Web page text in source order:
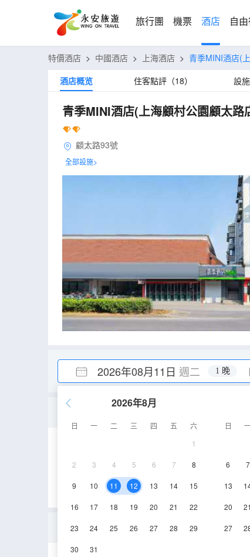
旅行團 機票 酒店 自
特價酒店 > 中國酒店 > 上海酒店 > 青季MINI酒店(
酒店概览
住客點評（18） 設
青季MINI酒店(上海顧村公園顧太路
顧太路93號
全部設施>
2026年08月11日 週二 1 晚
2026年8月
日 一 二 三 四 五
六
1
2 3 4 5 6 7 8
9 10 11 12 13 14 15
16 17 18 19 20 21 22
23 24 25 26 27 28 29
30 31
日
6 7
13
20 21
27
12-15㎡
青享雙床房